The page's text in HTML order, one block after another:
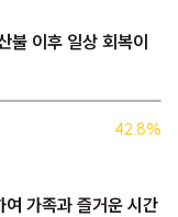
이후 일상 회복이
42.8%
가족과 즐거운 시간